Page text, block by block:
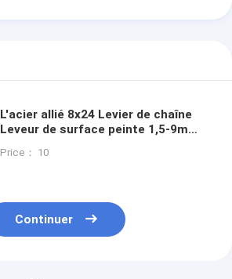
L'acier allié 8x24 Levier de chaîne
Leveur de surface peinte 1,5-9m
d'acier
Price： 10
Continuer